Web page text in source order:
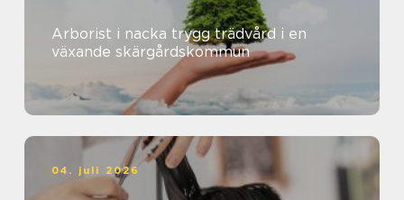
Arborist i nacka trygg trädvård i en
växande skärgårdskommun
04. juli 2026